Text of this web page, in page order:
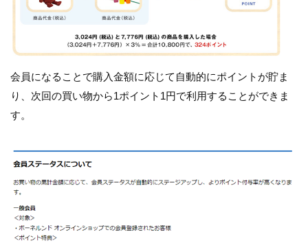
会員になることで購入金額に応じて自動的にポイントが貯ま
り、次回の買い物から1ポイント1円で利用することができま
す。